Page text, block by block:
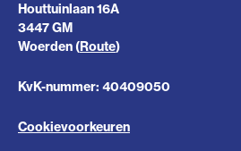
Houttuinlaan 16A
3447 GM
Woerden (Route)
KvK-nummer: 40409050
Cookievoorkeuren